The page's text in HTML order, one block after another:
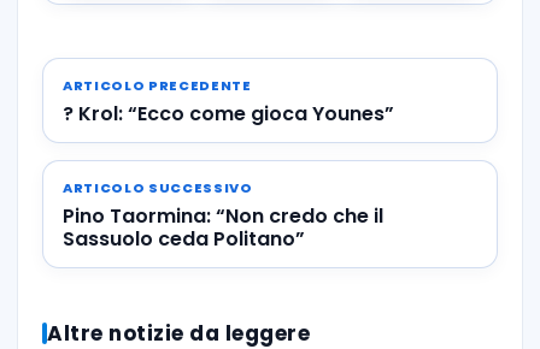
ARTICOLO PRECEDENTE
? Krol: “Ecco come gioca Younes”
ARTICOLO SUCCESSIVO
Pino Taormina: “Non credo che il
Sassuolo ceda Politano”
Altre notizie da leggere